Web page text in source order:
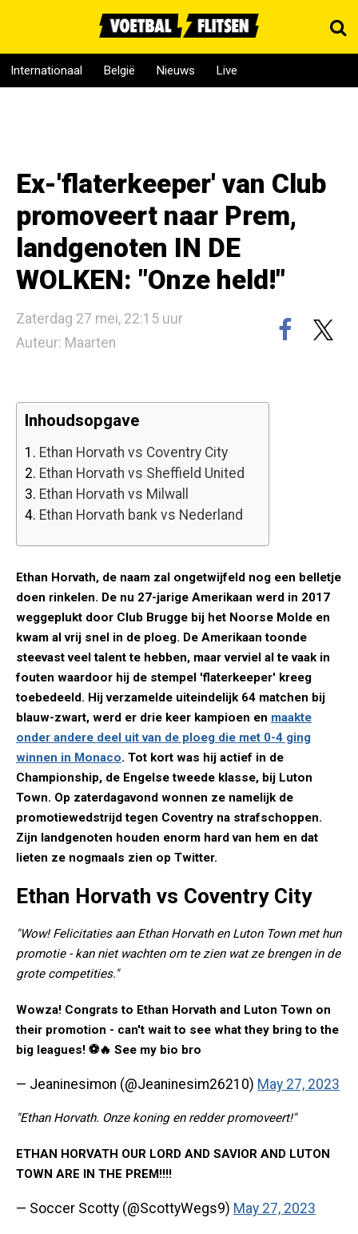
Internationaal België Nieuws Live
Ex-'flaterkeeper' van Club
promoveert naar Prem,
landgenoten IN DE
WOLKEN: "Onze held!"
Zaterdag 27 mei, 22:15 uur
Auteur: Maarten
Inhoudsopgave
1. Ethan Horvath vs Coventry City
2. Ethan Horvath vs Sheffield United
3. Ethan Horvath vs Milwall
4. Ethan Horvath bank vs Nederland
Ethan Horvath, de naam zal ongetwijfeld nog een belletje
doen rinkelen. De nu 27-jarige Amerikaan werd in 2017
weggeplukt door Club Brugge bij het Noorse Molde en
kwam al vrij snel in de ploeg. De Amerikaan toonde
steevast veel talent te hebben, maar verviel al te vaak in
fouten waardoor hij de stempel 'flaterkeeper' kreeg
toebedeeld. Hij verzamelde uiteindelijk 64 matchen bij
blauw-zwart, werd er drie keer kampioen en maakte
onder andere deel uit van de ploeg die met 0-4 ging
winnen in Monaco. Tot kort was hij actief in de
Championship, de Engelse tweede klasse, bij Luton
Town. Op zaterdagavond wonnen ze namelijk de
promotiewedstrijd tegen Coventry na strafschoppen.
Zijn landgenoten houden enorm hard van hem en dat
lieten ze nogmaals zien op Twitter.
Ethan Horvath vs Coventry City
"Wow! Felicitaties aan Ethan Horvath en Luton Town met hun
promotie - kan niet wachten om te zien wat ze brengen in de
grote competities."
Wowza! Congrats to Ethan Horvath and Luton Town on
their promotion - can't wait to see what they bring to the
big leagues! ⚽🔥 See my bio bro
— Jeaninesimon (@Jeaninesim26210) May 27, 2023
"Ethan Horvath. Onze koning en redder promoveert!"
ETHAN HORVATH OUR LORD AND SAVIOR AND LUTON
TOWN ARE IN THE PREM!!!!
— Soccer Scotty (@ScottyWegs9) May 27, 2023